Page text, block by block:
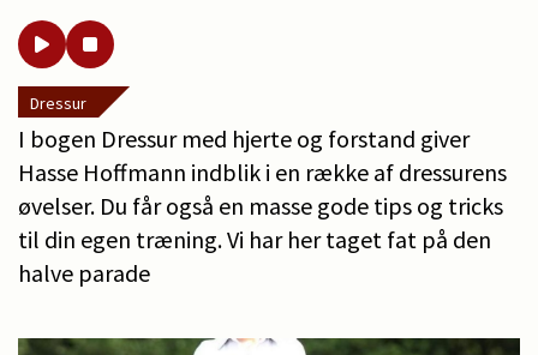
Dressur
I bogen Dressur med hjerte og forstand giver
Hasse Hoffmann indblik i en række af dressurens
øvelser. Du får også en masse gode tips og tricks
til din egen træning. Vi har her taget fat på den
halve parade